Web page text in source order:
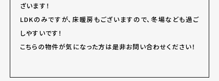
ざいます！
LDKのみですが、床暖房もございますので、冬場なども過ご
しやすいです！
こちらの物件が気になった方は是非お問い合わせください！